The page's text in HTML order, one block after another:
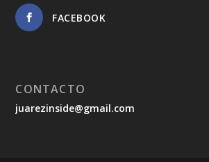
FACEBOOK
CONTACTO
juarezinside@gmail.com